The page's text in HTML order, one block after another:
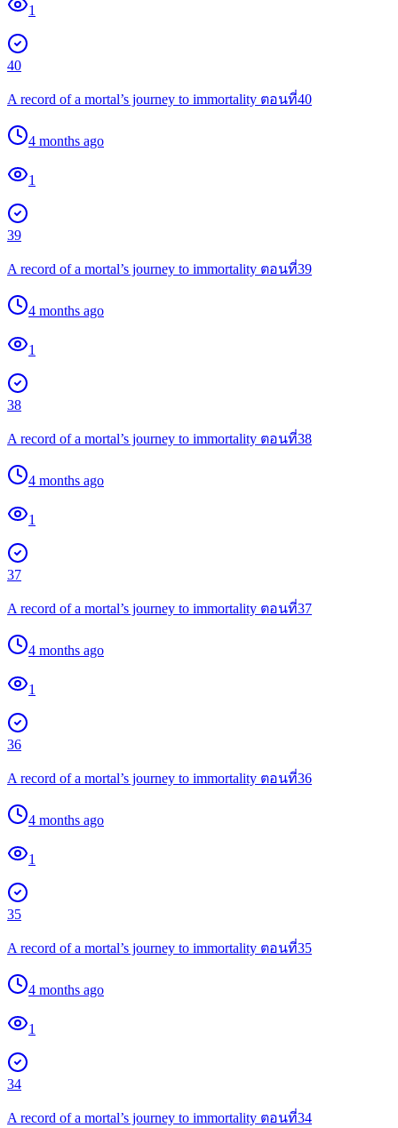
1
40
A record of a mortal’s journey to immortality ตอนที่40
4 months ago
1
39
A record of a mortal’s journey to immortality ตอนที่39
4 months ago
1
38
A record of a mortal’s journey to immortality ตอนที่38
4 months ago
1
37
A record of a mortal’s journey to immortality ตอนที่37
4 months ago
1
36
A record of a mortal’s journey to immortality ตอนที่36
4 months ago
1
35
A record of a mortal’s journey to immortality ตอนที่35
4 months ago
1
34
A record of a mortal’s journey to immortality ตอนที่34